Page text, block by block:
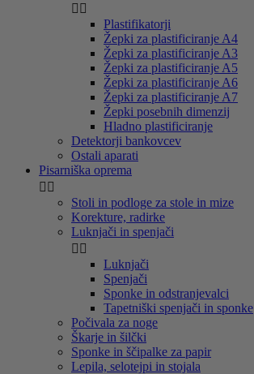
 
Plastifikatorji
Žepki za plastificiranje A4
Žepki za plastificiranje A3
Žepki za plastificiranje A5
Žepki za plastificiranje A6
Žepki za plastificiranje A7
Žepki posebnih dimenzij
Hladno plastificiranje
Detektorji bankovcev
Ostali aparati
Pisarniška oprema
 
Stoli in podloge za stole in mize
Korekture, radirke
Luknjači in spenjači
 
Luknjači
Spenjači
Sponke in odstranjevalci
Tapetniški spenjači in sponke
Počivala za noge
Škarje in šilčki
Sponke in ščipalke za papir
Lepila, selotejpi in stojala